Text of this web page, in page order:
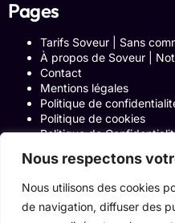
Nous respectons
Nous utilisons des cookies
de navigation, diffuser des
Pages
Tarifs Soveur | Sans
À propos de Soveur |
Contact
Mentions légales
Politique de
Politique de cookies
Politique de
Blog
Programme Affiliation
Conditions générales